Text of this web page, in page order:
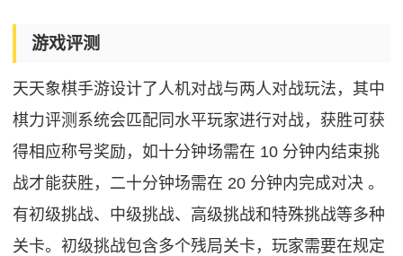
游戏评测
天天象棋手游设计了人机对战与两人对战玩法，其中
棋力评测系统会匹配同水平玩家进行对战，获胜可获
得相应称号奖励，如十分钟场需在 10 分钟内结束挑
战才能获胜，二十分钟场需在 20 分钟内完成对决 。
有初级挑战、中级挑战、高级挑战和特殊挑战等多种
关卡。初级挑战包含多个残局关卡，玩家需要在规定